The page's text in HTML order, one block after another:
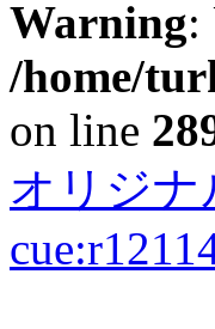
Warning:
/home/
on line
オリジナ